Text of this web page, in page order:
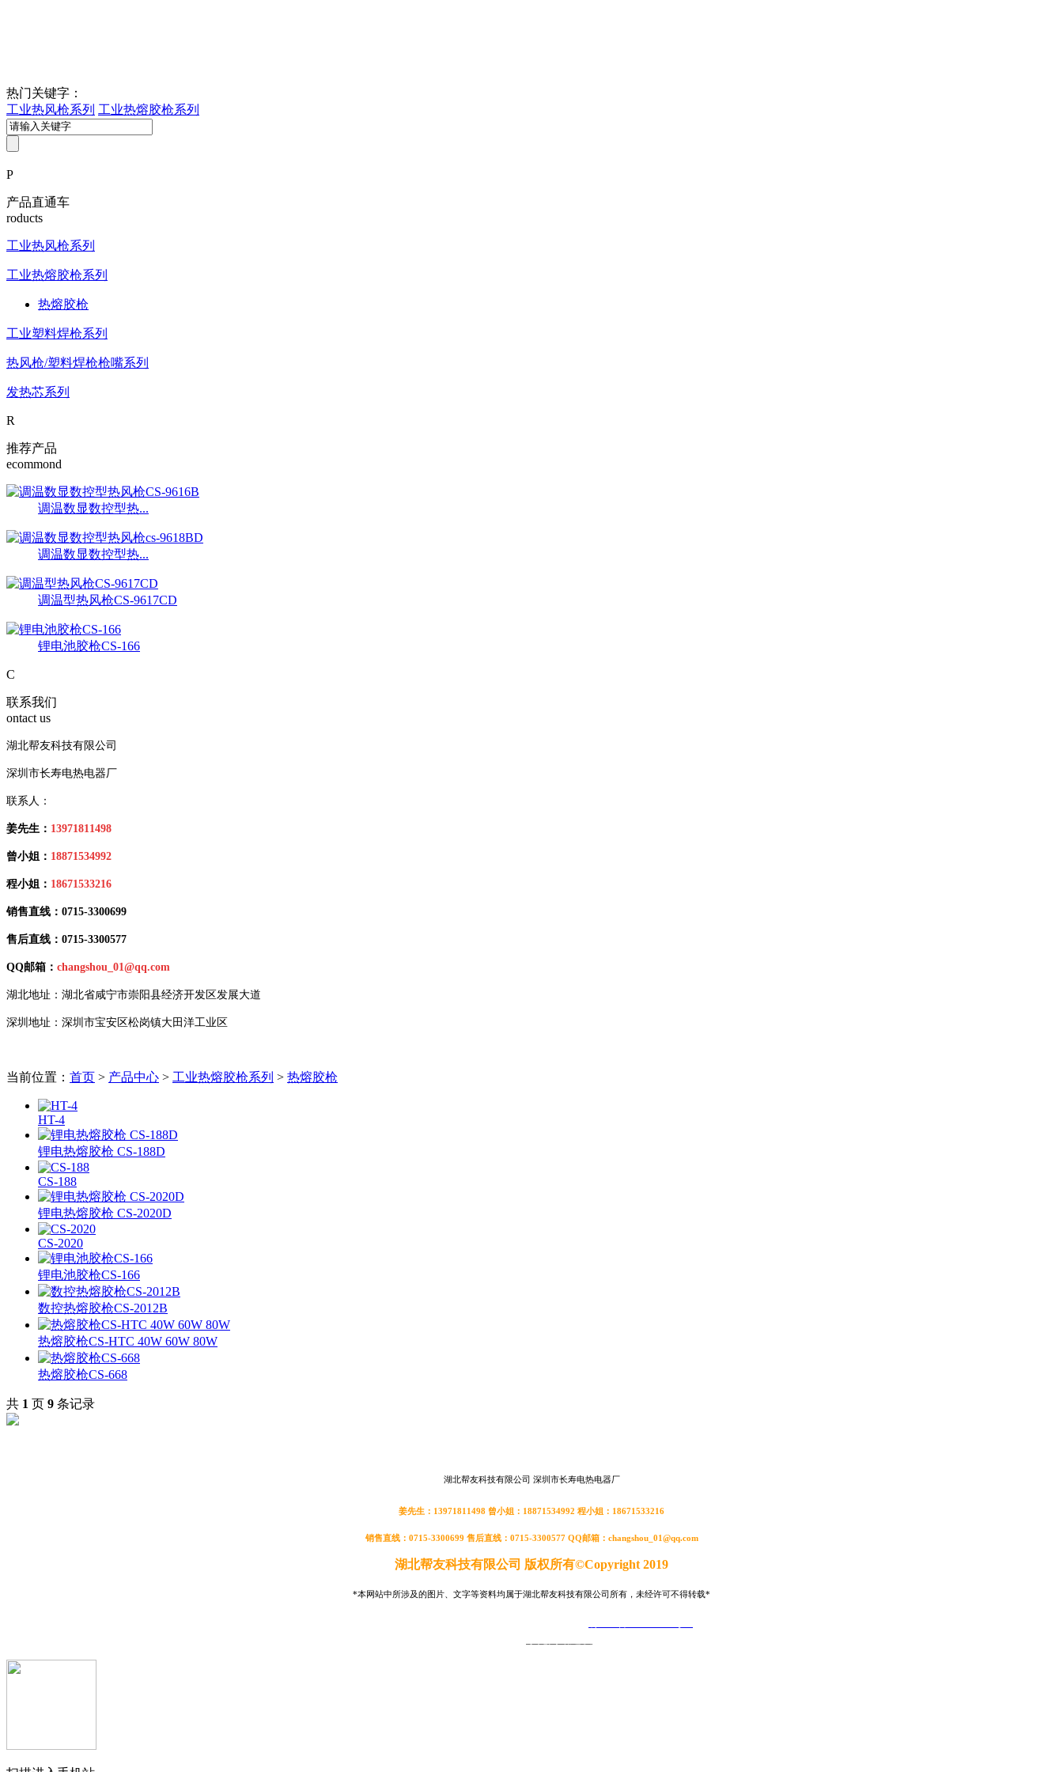
热门关键字：
工业热风枪系列 工业热熔胶枪系列
P
产品直通车
roducts
工业热风枪系列
工业热熔胶枪系列
热熔胶枪
工业塑料焊枪系列
热风枪/塑料焊枪枪嘴系列
发热芯系列
R
推荐产品
ecommond
调温数显数控型热...
调温数显数控型热...
调温型热风枪CS-9617CD
锂电池胶枪CS-166
C
联系我们
ontact us
湖北帮友科技有限公司
深圳市长寿电热电器厂
联系人：
姜先生： 13971811498
曾小姐： 18871534992
程小姐： 18671533216
销售直线：0715-3300699
售后直线：0715-3300577
QQ邮箱： changshou_01@qq.com
湖北地址：湖北省咸宁市崇阳县经济开发区发展大道
深圳地址：深圳市宝安区松岗镇大田洋工业区
当前位置： 首页 > 产品中心 > 工业热熔胶枪系列 > 热熔胶枪
HT-4
锂电热熔胶枪 CS-188D
CS-188
锂电热熔胶枪 CS-2020D
CS-2020
锂电池胶枪CS-166
数控热熔胶枪CS-2012B
热熔胶枪CS-HTC 40W 60W 80W
热熔胶枪CS-668
共 1 页 9 条记录
湖北帮友科技有限公司 深圳市长寿电热电器厂
姜先生：13971811498 曾小姐：18871534992 程小姐：18671533216
销售直线：0715-3300699 售后直线：0715-3300577 QQ邮箱：changshou_01@qq.com
湖北帮友科技有限公司 版权所有©Copyright 2019
*本网站中所涉及的图片、文字等资料均属于湖北帮友科技有限公司所有，未经许可不得转载*